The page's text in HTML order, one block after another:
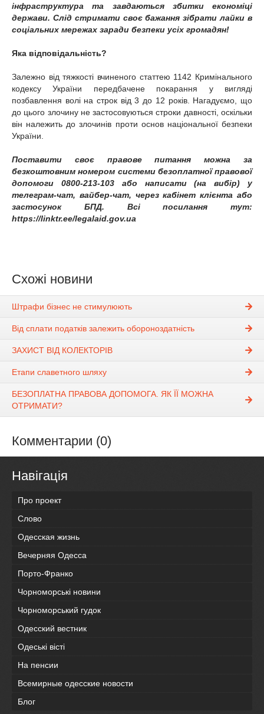
інфраструктура та завдаються збитки економіці
держави. Слід стримати своє бажання зібрати лайки в
соціальних мережах заради безпеки усіх громадян!
Яка відповідальність?
Залежно від тяжкості вчиненого статтею 1142 Кримінального
кодексу України передбачене покарання у вигляді
позбавлення волі на строк від 3 до 12 років. Нагадуємо, що
до цього злочину не застосовуються строки давності, оскільки
він належить до злочинів проти основ національної безпеки
України.
Поставити своє правове питання можна за
безкоштовним номером системи безоплатної правової
допомоги 0800-213-103 або написати (на вибір) у
телеграм-чат, вайбер-чат, через кабінет клієнта або
застосунок БПД. Всі посилання тут:
https://linktr.ee/legalaid.gov.ua
Схожі новини
Штрафи бізнес не стимулюють
Від сплати податків залежить обороноздатність
ЗАХИСТ ВІД КОЛЕКТОРІВ
Етапи славетного шляху
БЕЗОПЛАТНА ПРАВОВА ДОПОМОГА. ЯК ЇЇ МОЖНА
ОТРИМАТИ?
Комментарии (0)
Навігація
Про проект
Слово
Одесская жизнь
Вечерняя Одесса
Порто-Франко
Чорноморські новини
Чорноморський гудок
Одесский вестник
Одеськi вiстi
На пенсии
Всемирные одесские новости
Блог